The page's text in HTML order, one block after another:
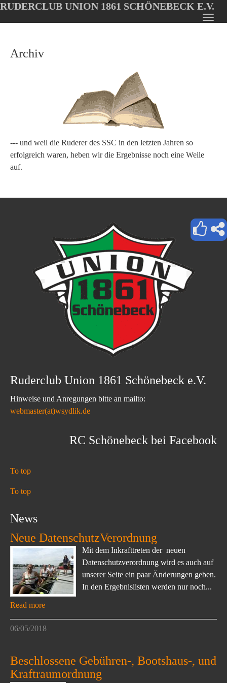
Oops, an error occurred! Code: 2026080803314657b255fd
main
RUDERCLUB UNION 1861 SCHÖNEBECK E.V.
Archiv
--- und weil die Ruderer des SSC in den letzten Jahren so
erfolgreich waren, heben wir die Ergebnisse noch eine Weile
auf.
Ruderclub Union 1861 Schönebeck e.V.
Hinweise und Anregungen bitte an mailto:
webmaster(at)wsydlik.de
RC Schönebeck bei Facebook
To top
To top
News
Neue DatenschutzVerordnung
Mit dem Inkrafttreten der neuen
Datenschutzverordnung wird es auch auf
unserer Seite ein paar Änderungen geben.
In den Ergebnislisten werden nur noch...
Read more
06/05/2018
Beschlossene Gebühren-, Bootshaus-, und
Kraftraumordnung